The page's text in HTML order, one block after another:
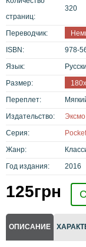
страниц:
320
Переводчик:
ISBN:
978-
Язык:
Размер:
Переплет:
Издательство:
Эксмо
Серия:
Жанр:
Год издания:
2016
125грн
ОПИСАНИЕ